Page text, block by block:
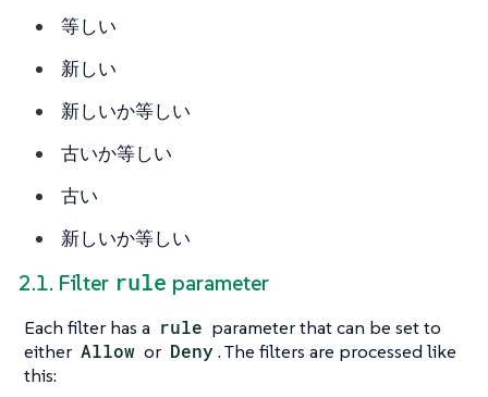
等しい
新しい
新しいか等しい
古いか等しい
古い
新しいか等しい
2.1. Filter rule parameter
Each filter has a rule parameter that can be set to
either Allow or Deny. The filters are processed like
this: